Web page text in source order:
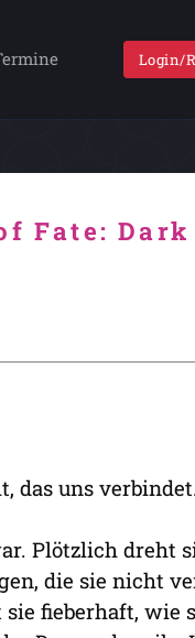
Login/
Fate: Dark
das uns
Plötzlich dreht
die sie nicht
fieberhaft, wie